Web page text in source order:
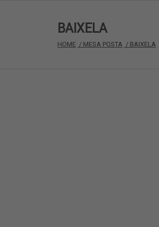
BAIXELA
HOME / MESA POSTA / BAIXELA